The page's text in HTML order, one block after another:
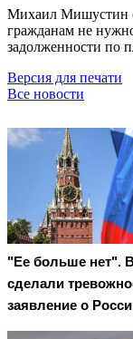
Михаил Мишустин
гражданам не
задолженности по
Версия для печати
Все новости
"Ее больше нет".
сделали
заявление о